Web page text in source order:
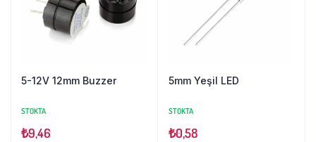
5-12V 12mm Buzzer
STOKTA
₺9,46
5mm Yeşil LED
STOKTA
₺0,58